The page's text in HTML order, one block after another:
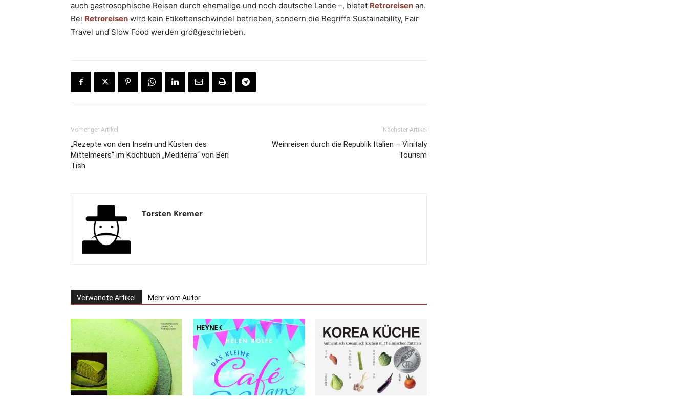
auch gastrosophische Reisen durch ehemalige und noch deutsche Lande –, bietet Retroreisen an.
Bei Retroreisen wird kein Etikettenschwindel betrieben, sondern die Begriffe Sustainability, Fair
Travel und Slow Food werden großgeschrieben.
Vorheriger Artikel
„Rezepte von den Inseln und Küsten des
Mittelmeers“ im Kochbuch „Mediterra“ von Ben
Tish
Nächster Artikel
Weinreisen durch die Republik Italien – Vinitaly
Tourism
Torsten Kremer
Verwandte Artikel Mehr vom Autor